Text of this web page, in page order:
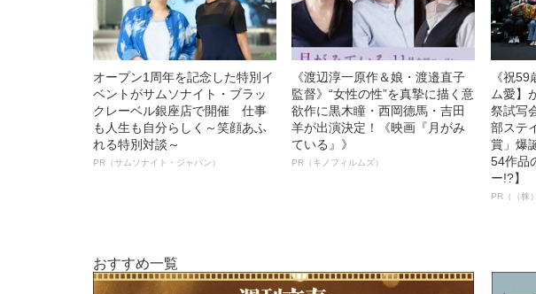
オープン1周年を記念した特別イ
ベントがサムソナイト・ブラッ
クレーベル銀座店で開催 仕事
も人生も自分らしく～笑顔あふ
れる特別対談～
PR（サムソナイト・ジャパン）
《渡辺淳一原作＆娘・渡邉直子
監督》“女性の性”を真摯に描く意
欲作に黒木瞳・西岡德馬・吉田
羊が出演決定！《映画『月がみ
ている』》
PR（キノフィルムズ）
《祝
ム愛】
祭試写
部ステ
賞」爆
54作品
ー!?】
PR（（株
おすすめ一覧